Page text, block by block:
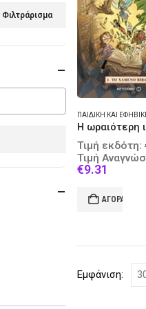
Τιμή εκδότη:
Τιμή
€9.31
is:
€9.31.
ΑΓΟΡΆ
Εμφάνιση:
Φιλτράρισμα